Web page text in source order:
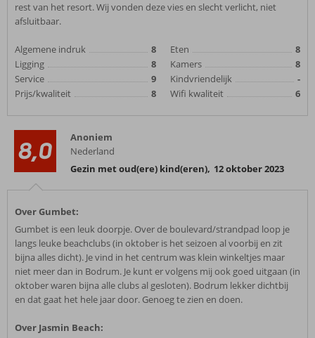
rest van het resort. Wij vonden deze vies en slecht verlicht, niet
afsluitbaar.
Algemene indruk
8
Ligging
8
Service
9
Prijs/kwaliteit
8
Eten
8
Kamers
8
Kindvriendelijk
-
Wifi kwaliteit
6
8,0
Anoniem
Nederland
Gezin met oud(ere) kind(eren), 12 oktober 2023
Over Gumbet:
Gumbet is een leuk doorpje. Over de boulevard/strandpad loop je
langs leuke beachclubs (in oktober is het seizoen al voorbij en zit
bijna alles dicht). Je vind in het centrum was klein winkeltjes maar
niet meer dan in Bodrum. Je kunt er volgens mij ook goed uitgaan (in
oktober waren bijna alle clubs al gesloten). Bodrum lekker dichtbij
en dat gaat het hele jaar door. Genoeg te zien en doen.
Over Jasmin Beach: